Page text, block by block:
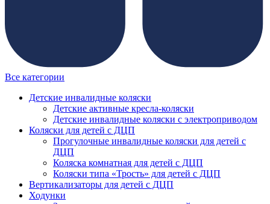
Все категории
Детские инвалидные коляски
Детские активные кресла-коляски
Детские инвалидные коляски с электроприводом
Коляски для детей с ДЦП
Прогулочные инвалидные коляски для детей с
ДЦП
Коляска комнатная для детей с ДЦП
Коляски типа «Трость» для детей с ДЦП
Вертикализаторы для детей с ДЦП
Ходунки